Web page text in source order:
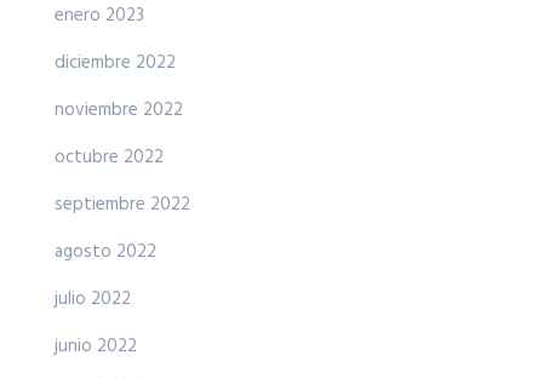
enero 2023
diciembre 2022
noviembre 2022
octubre 2022
septiembre 2022
agosto 2022
julio 2022
junio 2022